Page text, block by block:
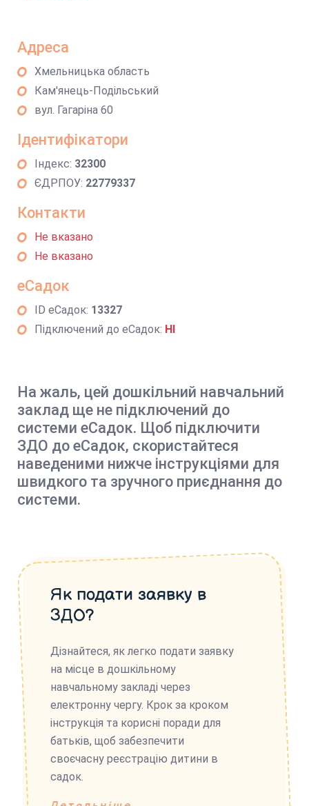
Адреса
Хмельницька область
Кам'янець-Подільський
вул. Гагаріна 60
Ідентифікатори
Індекс: 32300
ЄДРПОУ: 22779337
Контакти
Не вказано
Не вказано
еСадок
ID еСадок: 13327
Підключений до еСадок: НІ
На жаль, цей дошкільний навчальний
заклад ще не підключений до
системи еСадок. Щоб підключити
ЗДО до еСадок, скористайтеся
наведеними нижче інструкціями для
швидкого та зручного приєднання до
системи.
Як подати заявку в
ЗДО?
Дізнайтеся, як легко подати заявку
на місце в дошкільному
навчальному закладі через
електронну чергу. Крок за кроком
інструкція та корисні поради для
батьків, щоб забезпечити
своєчасну реєстрацію дитини в
садок.